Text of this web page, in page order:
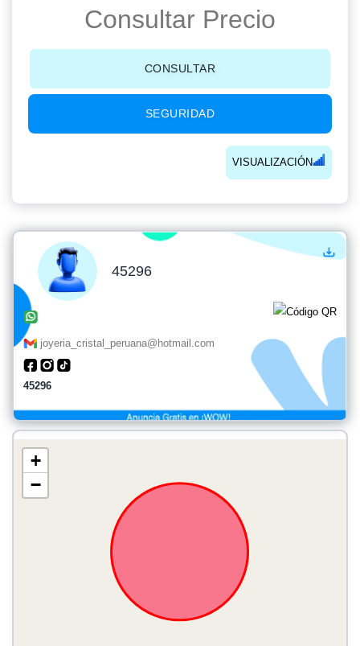
Consultar Precio
CONSULTAR
SEGURIDAD
VISUALIZACIÓN
45296
joyeria_cristal_peruana@hotmail.com
45296
+
−